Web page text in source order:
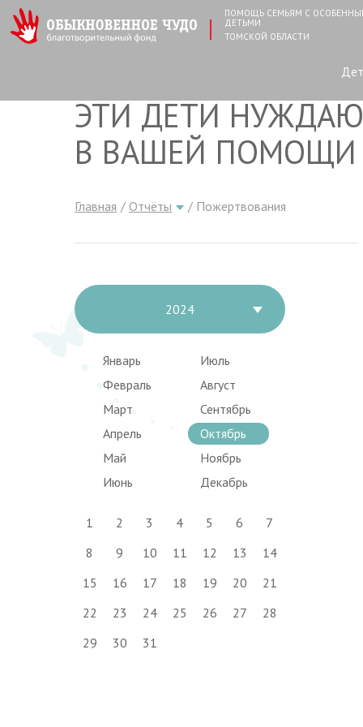
ПОМОЩЬ СЕМЬЯМ С
ДЕТЬМИ
ТОМСКОЙ ОБЛАСТИ
ЭТИ ДЕТИ
В ВАШЕЙ ПОМОЩИ
Главная Отчёты Пожертвования
2024
Январь
Февраль
Март
Апрель
Май
Июнь
Июль
Август
Сентябрь
Октябрь
Ноябрь
Декабрь
1 2 3 4 5 6
7
8
9 10 11 12 13
14
15
16 17 18 19 20
21
22
23 24 25 26 27
28
29
30 31